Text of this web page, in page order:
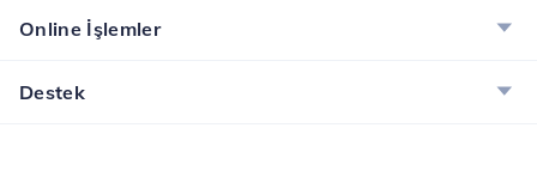
Online İşlemler
Destek